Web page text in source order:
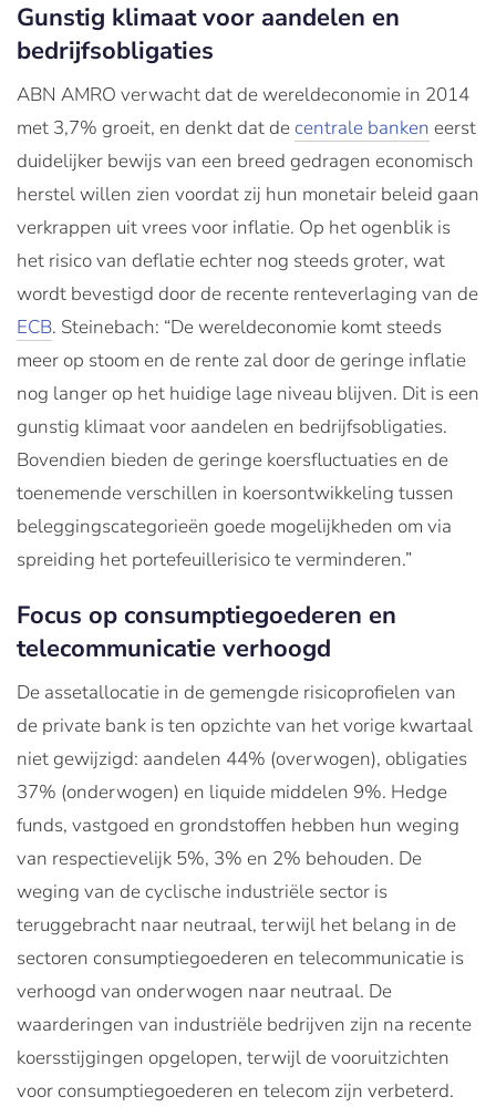
Gunstig klimaat voor aandelen en
bedrijfsobligaties
ABN AMRO verwacht dat de wereldeconomie in 2014
met 3,7% groeit, en denkt dat decentrale banken eerst
duidelijker bewijs van een breed gedragen economisch
herstel willen zien voordat zij hun monetair beleid gaan
verkrappen uit vrees voor inflatie. Op het ogenblik is
het risico van deflatie echter nog steeds groter, wat
wordt bevestigd door de recente renteverlaging van de
ECB. Steinebach: “De wereldeconomie komt steeds
meer op stoom en de rente zal door de geringe inflatie
nog langer op het huidige lage niveau blijven. Dit is een
gunstig klimaat voor aandelen en bedrijfsobligaties.
Bovendien bieden de geringe koersfluctuaties en de
toenemende verschillen in koersontwikkeling tussen
beleggingscategorieën goede mogelijkheden om via
spreiding het portefeuillerisico te verminderen.”
Focus op consumptiegoederen en
telecommunicatie verhoogd
De assetallocatie in de gemengde risicoprofielen van
de private bank is ten opzichte van het vorige kwartaal
niet gewijzigd: aandelen 44% (overwogen), obligaties
37% (onderwogen) en liquide middelen 9%. Hedge
funds, vastgoed en grondstoffen hebben hun weging
van respectievelijk 5%, 3% en 2% behouden. De
weging van de cyclische industriële sector is
teruggebracht naar neutraal, terwijl het belang in de
sectoren consumptiegoederen en telecommunicatie is
verhoogd van onderwogen naar neutraal. De
waarderingen van industriële bedrijven zijn na recente
koersstijgingen opgelopen, terwijl de vooruitzichten
voor consumptiegoederen en telecom zijn verbeterd.